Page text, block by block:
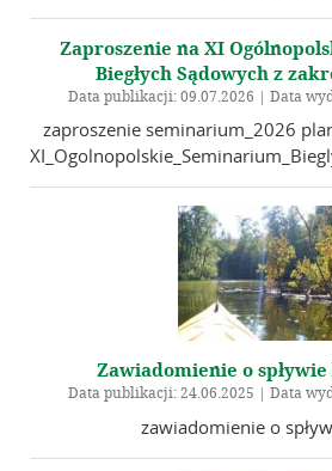
Zaproszenie na XI
Biegłych Sądowych z
Data publikacji: 09.07.2026 | Data
zaproszenie seminarium_2026
Zawiadomienie o
Data publikacji: 24.06.2025 | Data
zawiadomienie o